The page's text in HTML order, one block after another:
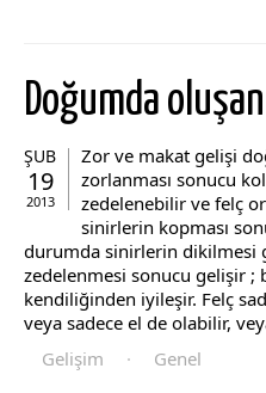
Doğumda
ŞUB
19
2013
Zor ve makat gelişi
zorlanması sonucu
zedelenebilir ve felç
sinirlerin kopması
durumda sinirlerin dikilmesi
zedelenmesi sonucu gelişir ;
kendiliğinden iyileşir. Felç
veya sadece el de olabilir,
Gelişim · Genel